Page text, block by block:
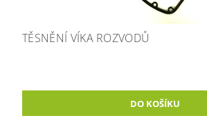
TĚSNĚNÍ VÍKA ROZVODŮ